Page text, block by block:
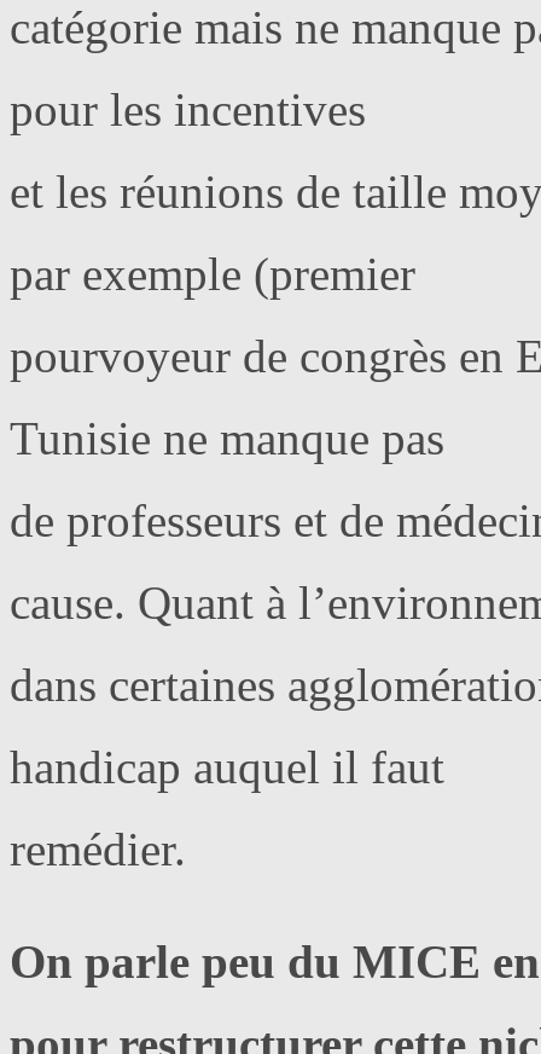
catégorie mais ne manque
pour les incentives
et les réunions de taille
par exemple (premier
pourvoyeur de congrès en
Tunisie ne manque pas
de professeurs et de
cause. Quant à
dans certaines
handicap auquel il faut
remédier.
On parle peu du MICE